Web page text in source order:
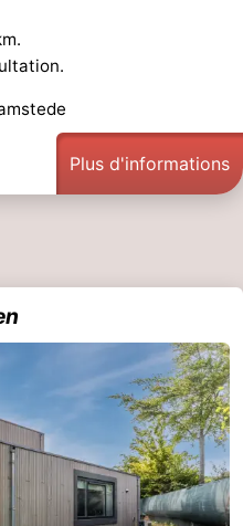
Plus d'informations